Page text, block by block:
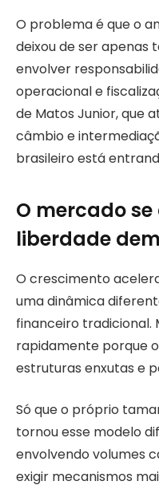
O problema é que o
deixou de ser apenas
envolver
operacional e
de Matos Junior, que
câmbio e
brasileiro está
O mercado
liberdade
O crescimento
uma dinâmica
financeiro tradicional.
rapidamente porque
estruturas enxutas e
Só que o próprio
tornou esse modelo
envolvendo volumes
exigir mecanismos